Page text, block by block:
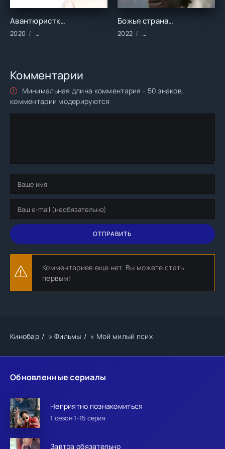
Обновленные сериалы
Неприятно познакомиться
1 сезон 1-15 серия
Завтра обязательно
Авантюристки (2020)
2020 Фильмы/2020 год/Зарубежные/Комедии/Мелодрамы
Божья страна (2022)
2022 Фильмы/2022 год/
Комментарии
Минимальная длина комментария - 50 знаков.
комментарии модерируются
ОТПРАВИТЬ
Комментариев еще нет. Вы можете стать
первым!
Кинобар »Фильмы » Мой милый псих